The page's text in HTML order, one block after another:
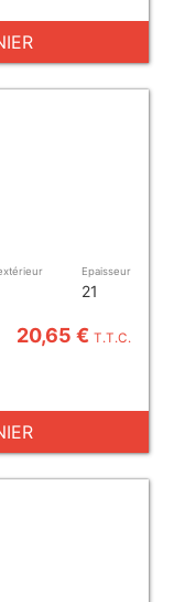
Epaisseur
21
20,65 €T.T.C.